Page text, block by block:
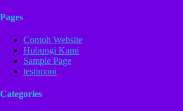
Pages
Contoh Website
Hubungi Kami
Sample Page
testimoni
Categories